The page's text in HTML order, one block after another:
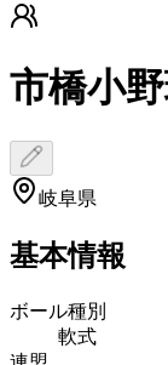
市橋小
岐阜県
基本情報
ボール種別
軟式